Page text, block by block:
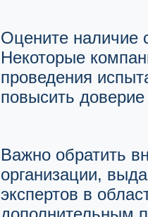
Оцените наличие
Некоторые
проведения
повысить
Важно обратить
организации,
экспертов в